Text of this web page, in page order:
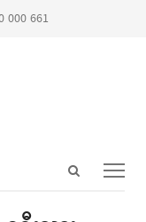
000 661
Open